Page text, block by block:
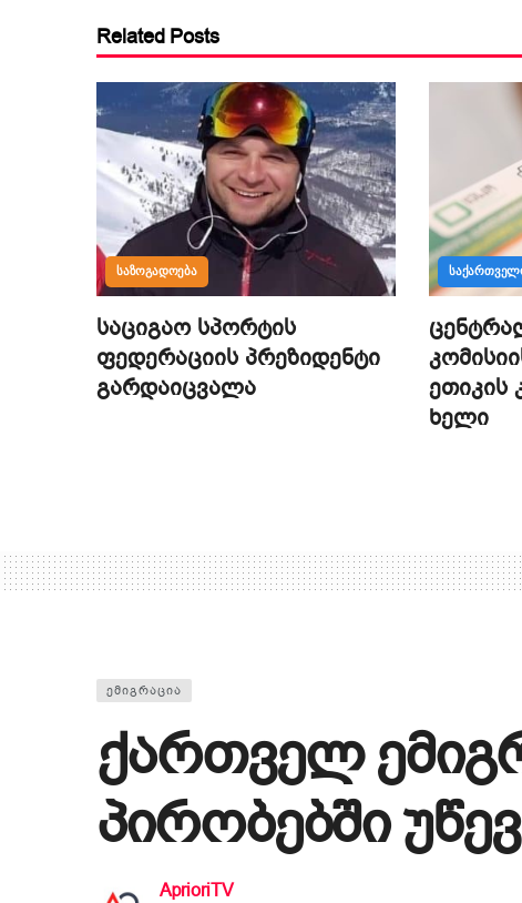
Related Posts
ᲡᲐᲖᲝᲒᲐᲓᲝᲔᲑᲐ
საციგაო სპორტის
ფედერაციის პრეზიდენტი
გარდაიცვალა
ეთიკის
ხელი
ᲔᲛᲘᲒᲠᲐᲪᲘᲐ
ქართველ
პირობებში
AprioriTV